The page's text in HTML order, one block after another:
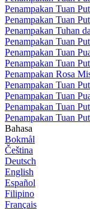
Penampakan Tuan
Penampakan Tuan
Penampakan Tuhan
Penampakan Tuan
Penampakan Tuan
Penampakan Tuan
Penampakan Rosa
Penampakan Tuan
Penampakan Tuan
Penampakan Tuan
Penampakan Tuan
Bahasa
Bokmål
Čeština
Deutsch
English
Español
Filipino
Français